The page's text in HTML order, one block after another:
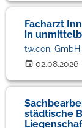
Facharzt
in
02.08.2026
tw.con. GmbH
städtische